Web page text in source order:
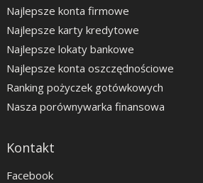
Najlepsze konta firmowe
Najlepsze karty kredytowe
Najlepsze lokaty bankowe
Najlepsze konta oszczędnościowe
Ranking pożyczek gotówkowych
Nasza porównywarka finansowa
Kontakt
Facebook